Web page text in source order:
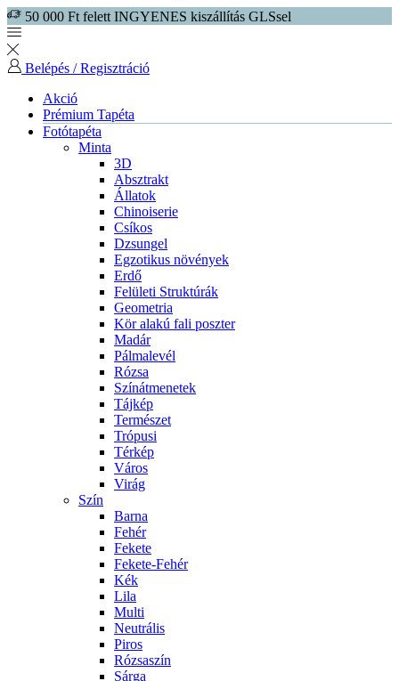
50 000 Ft felett INGYENES kiszállítás GLSsel
Belépés / Regisztráció
Akció
Prémium Tapéta
Fotótapéta
Minta
3D
Absztrakt
Állatok
Chinoiserie
Csíkos
Dzsungel
Egzotikus növények
Erdő
Felületi Struktúrák
Geometria
Kör alakú fali poszter
Madár
Pálmalevél
Rózsa
Színátmenetek
Tájkép
Természet
Trópusi
Térkép
Város
Virág
Szín
Barna
Fehér
Fekete
Fekete-Fehér
Kék
Lila
Multi
Neutrális
Piros
Rózsaszín
Sárga